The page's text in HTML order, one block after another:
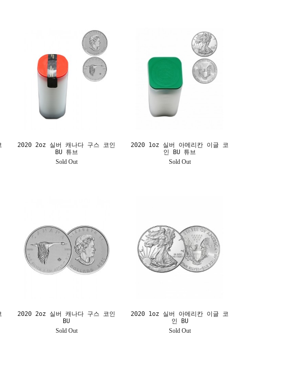
2020 2oz 실버 캐나다 구스 코인
BU 튜브
Sold Out
2020 1oz 실버 아메리칸 이글 코
인 BU 튜브
Sold Out
2020 2oz 실버 캐나다 구스 코인
BU
Sold Out
2020 1oz 실버 아메리칸 이글 코
인 BU
Sold Out